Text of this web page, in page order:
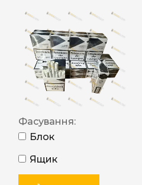
Фасування:
Блок
Ящик